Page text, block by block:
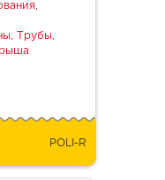
Трубы,
POLI-R